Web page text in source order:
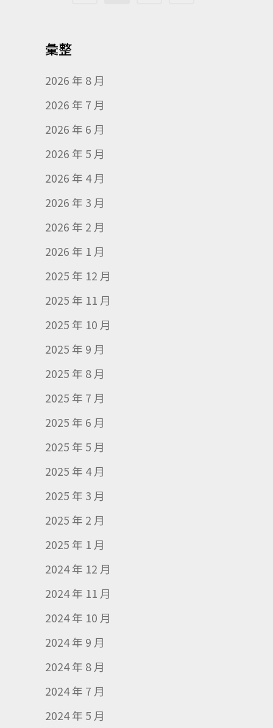
彙整
2026 年 8 月
2026 年 7 月
2026 年 6 月
2026 年 5 月
2026 年 4 月
2026 年 3 月
2026 年 2 月
2026 年 1 月
2025 年 12 月
2025 年 11 月
2025 年 10 月
2025 年 9 月
2025 年 8 月
2025 年 7 月
2025 年 6 月
2025 年 5 月
2025 年 4 月
2025 年 3 月
2025 年 2 月
2025 年 1 月
2024 年 12 月
2024 年 11 月
2024 年 10 月
2024 年 9 月
2024 年 8 月
2024 年 7 月
2024 年 5 月